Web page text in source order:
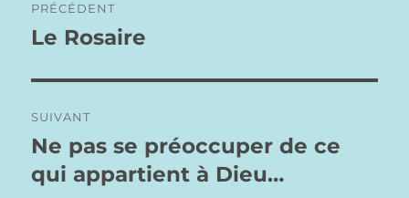
de
PRÉCÉDENT
Publication
Le Rosaire
SUIVANT
Publication
suivante :
Ne pas se préoccuper de ce
qui appartient à Dieu…